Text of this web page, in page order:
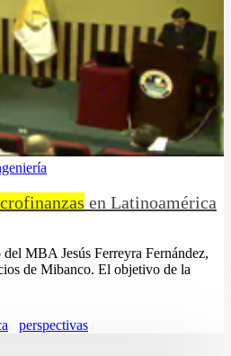
en Latinoamérica
MBA Jesús Ferreyra Fernández,
de Mibanco. El objetivo de la
perspectivas